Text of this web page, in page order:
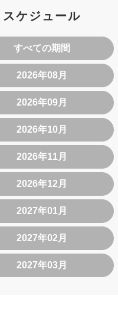
スケジュール
すべての期間
2026年08月
2026年09月
2026年10月
2026年11月
2026年12月
2027年01月
2027年02月
2027年03月